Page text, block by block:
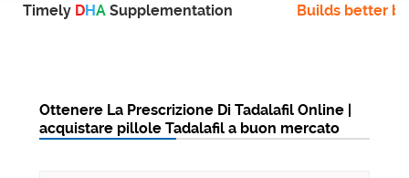
Timely DHA Supplementation Builds better
Ottenere La Prescrizione Di Tadalafil Online |
acquistare pillole Tadalafil a buon mercato